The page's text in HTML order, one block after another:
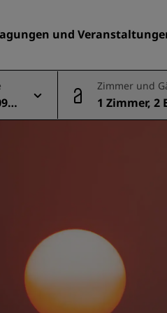
und
Finden
A
Zimmer und
1 Zimmer, 2
sene